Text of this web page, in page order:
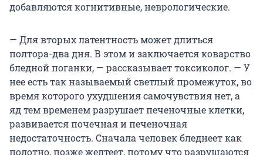
добавляются когнитивные, неврологические.
— Для вторых латентность может длиться
полтора-два дня. В этом и заключается коварство
бледной поганки, — рассказывает токсиколог. — У
нее есть так называемый светлый промежуток, во
время которого ухудшения самочувствия нет, а
яд тем временем разрушает печеночные клетки,
развивается почечная и печеночная
недостаточность. Сначала человек бледнеет как
полотно, позже желтеет, потому что разрушаются